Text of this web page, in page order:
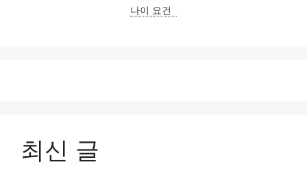
나이 요건
최신 글